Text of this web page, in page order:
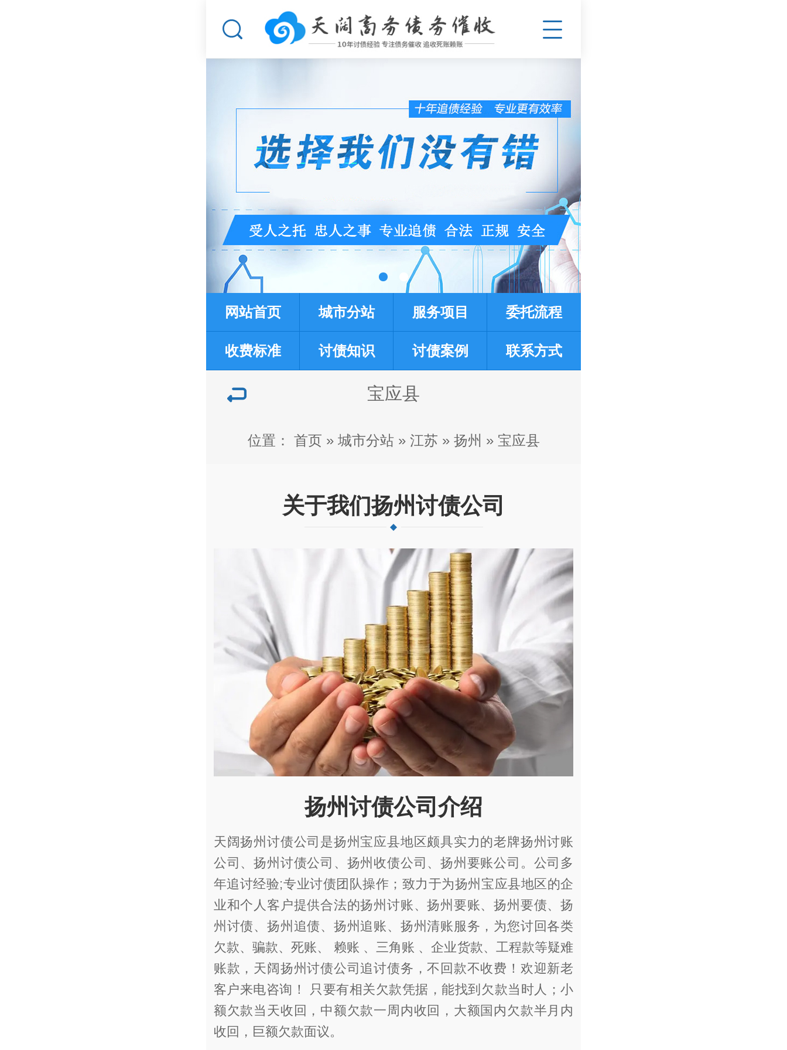
网站首页 城市分站 服务项目 委托流程
收费标准 讨债知识 讨债案例 联系方式
宝应县
位置： 首页 » 城市分站» 江苏 » 扬州 » 宝应县
关于我们扬州讨债公司
扬州讨债公司介绍
天阔扬州讨债公司是扬州宝应县地区颇具实力的老牌扬州讨账
公司、扬州讨债公司、扬州收债公司、扬州要账公司。公司多
年追讨经验;专业讨债团队操作；致力于为扬州宝应县地区的企
业和个人客户提供合法的扬州讨账、扬州要账、扬州要债、扬
州讨债、扬州追债、扬州追账、扬州清账服务，为您讨回各类
欠款、骗款、死账、 赖账 、三角账 、企业货款、工程款等疑难
账款，天阔扬州讨债公司追讨债务，不回款不收费！欢迎新老
客户来电咨询！ 只要有相关欠款凭据，能找到欠款当时人；小
额欠款当天收回，中额欠款一周内收回，大额国内欠款半月内
收回，巨额欠款面议。